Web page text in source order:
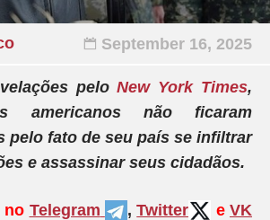
September 16, 2025
peloNew York Times,
americanos não ficaram
pelo fato de seu país se infiltrar
e assassinar seus cidadãos.
no Telegram ,Twitter e VK